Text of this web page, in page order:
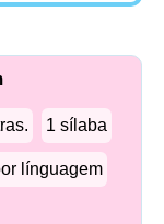
1 sílaba
línguagem